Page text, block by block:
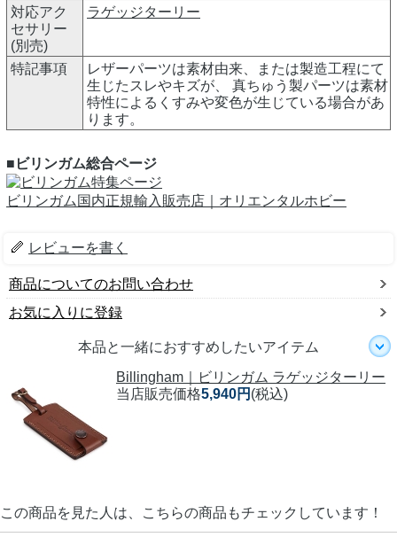
対応アク
セサリー
(別売)
ラゲッジターリー
特記事項
レザーパーツは素材由来、または製造工程にて
生じたスレやキズが、 真ちゅう製パーツは素材
特性によるくすみや変色が生じている場合があ
ります。
■ビリンガム総合ページ
ビリンガム国内正規輸入販売店｜オリエンタルホビー
レビューを書く
商品についてのお問い合わせ
お気に入りに登録
本品と一緒におすすめしたいアイテム
Billingham｜ビリンガム ラゲッジターリー
当店販売価格5,940円 (税込)
この商品を見た人は、こちらの商品もチェックしています！